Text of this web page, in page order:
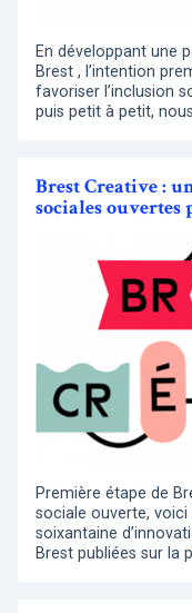
En développant une
Brest , l’intention
favoriser l’inclusion
puis petit à petit,
Brest Creative :
sociales ouvertes
Première étape de
sociale ouverte, voici
soixantaine
Brest publiées sur la